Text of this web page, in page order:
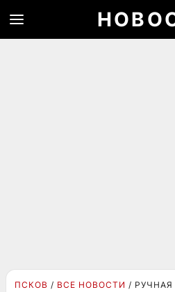
ПСКОВ ВСЕ НОВОСТИ РУЧНАЯ